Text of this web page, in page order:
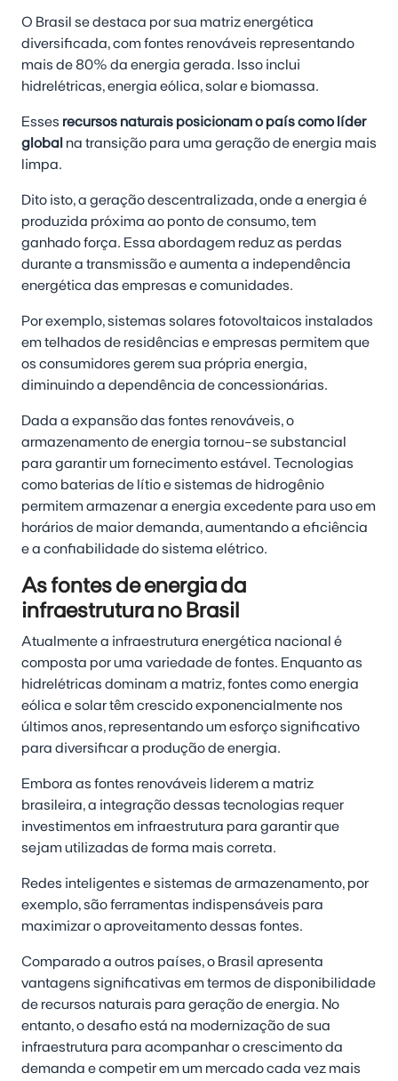
O Brasil se destaca por sua matriz energética
diversificada, com fontes renováveis representando
mais de 80% da energia gerada. Isso inclui
hidrelétricas, energia eólica, solar e biomassa.
Esses recursos naturais posicionam o país como líder
global na transição para uma geração de energia mais
limpa.
Dito isto, a geração descentralizada, onde a energia é
produzida próxima ao ponto de consumo, tem
ganhado força. Essa abordagem reduz as perdas
durante a transmissão e aumenta a independência
energética das empresas e comunidades.
Por exemplo, sistemas solares fotovoltaicos instalados
em telhados de residências e empresas permitem que
os consumidores gerem sua própria energia,
diminuindo a dependência de concessionárias.
Dada a expansão das fontes renováveis, o
armazenamento de energia tornou-se substancial
para garantir um fornecimento estável. Tecnologias
como baterias de lítio e sistemas de hidrogênio
permitem armazenar a energia excedente para uso em
horários de maior demanda, aumentando a eficiência
e a confiabilidade do sistema elétrico.
As fontes de energia da
infraestrutura no Brasil
Atualmente a infraestrutura energética nacional é
composta por uma variedade de fontes. Enquanto as
hidrelétricas dominam a matriz, fontes como energia
eólica e solar têm crescido exponencialmente nos
últimos anos, representando um esforço significativo
para diversificar a produção de energia.
Embora as fontes renováveis liderem a matriz
brasileira, a integração dessas tecnologias requer
investimentos em infraestrutura para garantir que
sejam utilizadas de forma mais correta.
Redes inteligentes e sistemas de armazenamento, por
exemplo, são ferramentas indispensáveis para
maximizar o aproveitamento dessas fontes.
Comparado a outros países, o Brasil apresenta
vantagens significativas em termos de disponibilidade
de recursos naturais para geração de energia. No
entanto, o desafio está na modernização de sua
infraestrutura para acompanhar o crescimento da
demanda e competir em um mercado cada vez mais